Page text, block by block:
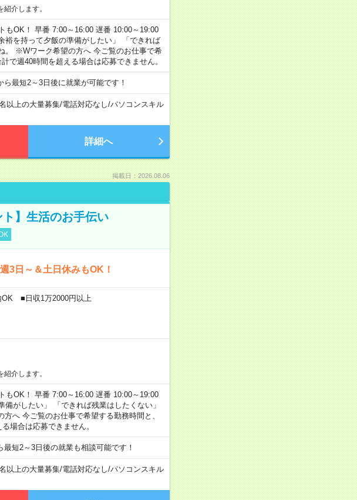
介します。
もOK！ 早番 7:00～16:00 遅番 10:00～19:00
裕を持って夕飯の準備がしたい」 「できれば
。 ※Wワーク希望の方へ 今ご覧のお仕事で希
で週40時間を超える場合は応募できません。
最短2～3日後に就業が可能です！
以上の大量募集/電話対応なし/パソコンスキル
詳細へ
掲載日：2026.08.06
】生活のお手伝い
3日～＆土日休みもOK！
■日収1万2000円以上
介します。
もOK！ 早番 7:00～16:00 遅番 10:00～19:00
がしたい」 「できれば残業はしたくない」
へ 今ご覧のお仕事で希望する勤務時間と、
場合は応募できません。
短2～3日後の就業も相談可能です！
以上の大量募集/電話対応なし/パソコンスキル